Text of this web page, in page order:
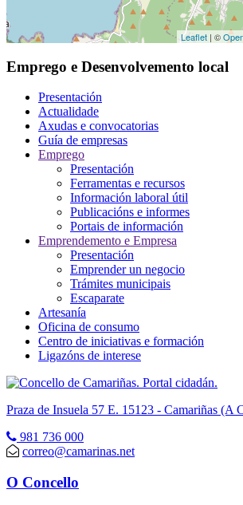
Leaflet| ©
Emprego e Desenvolvemento local
Presentación
Actualidade
Axudas e convocatorias
Guía de empresas
Emprego
Presentación
Ferramentas e recursos
Información laboral útil
Publicacións e informes
Portais de información
Emprendemento e Empresa
Presentación
Emprender un negocio
Trámites municipais
Escaparate
Artesanía
Oficina de consumo
Centro de iniciativas e formación
Ligazóns de interese
Praza de Insuela 57 E. 15123 - Camariñas (A
981 736 000
correo@camarinas.net
O Concello